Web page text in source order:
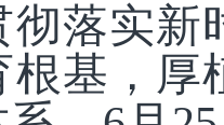
彻落实新
根基，厚